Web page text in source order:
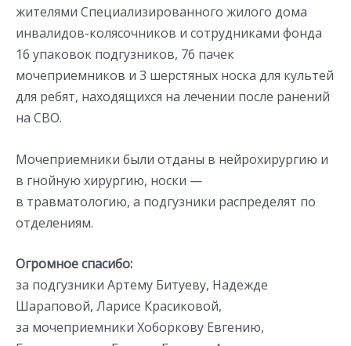
жителями Специализированного жилого дома
инвалидов-колясочников и сотрудниками фонда
16 упаковок подгузников, 76 пачек
мочеприемников и 3 шерстяных носка для культей
для ребят, находящихся на лечении после ранений
на СВО.
Мочеприемники были отданы в нейрохирургию и
в гнойную хирургию, носки —
в травматологию, а подгузники распределят по
отделениям.
Огромное спасибо:
за подгузники Артему Битуеву, Надежде
Шараповой, Ларисе Красиковой,
за мочеприемники Хоборкову Евгению,